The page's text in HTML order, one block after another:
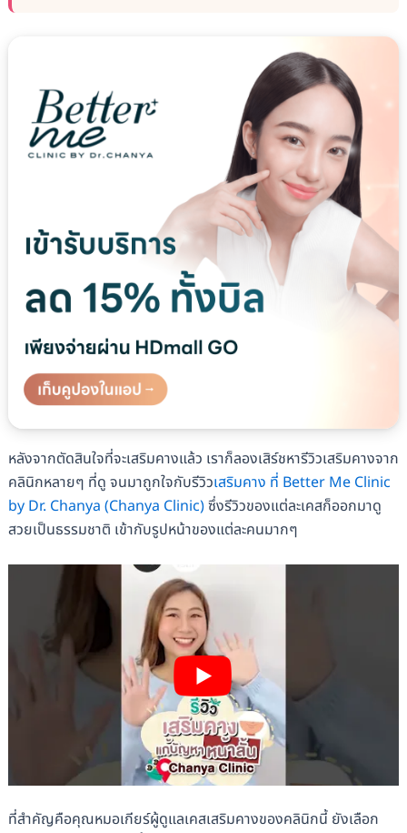
หลังจากตัดสินใจที่จะเสริมคางแล้ว เราก็ลองเสิร์ชหารีวิวเสริมคางจาก
คลินิกหลายๆ ที่ดู จนมาถูกใจกับรีวิวเสริมคาง ที่ Better Me Clinic
by Dr. Chanya (Chanya Clinic)ซึ่งรีวิวของแต่ละเคสก็ออกมาดู
สวยเป็นธรรมชาติ เข้ากับรูปหน้าของแต่ละคนมากๆ
ที่สำคัญคือคุณหมอเกียร์ผู้ดูแลเคสเสริมคางของคลินิกนี้ ยังเลือก